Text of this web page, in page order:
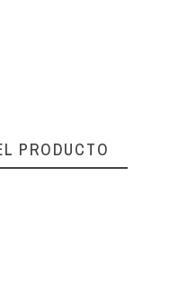
PRODUCTO